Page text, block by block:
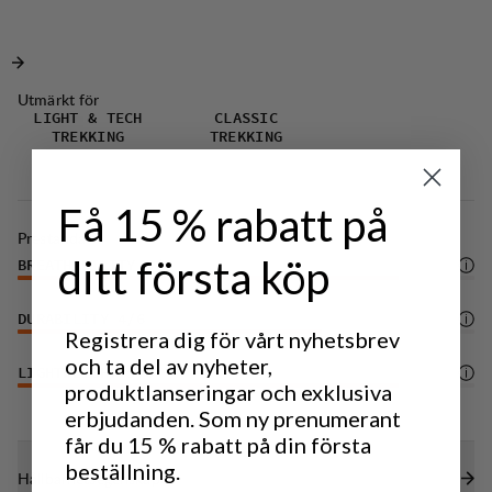
Elastisk dragskojustering i nederkant för optimal
passform.
Funktionell liten ficka med dragkedja på vänster
DWR-behandling (100% PFAS-fri) som avvisar
vatten och smuts.
Utmärkt för
LIGHT & TECH
TREKKING
CLASSIC
TREKKING
Prestanda
BREATHABILITY 5 /6
DURABILITY
LIGHTWEIGHT 5/6
Hållbarhetsegenskaper
Få 15 % rabatt på
ditt första köp
Registrera dig för vårt nyhetsbrev
och ta del av nyheter,
produktlanseringar och exklusiva
erbjudanden. Som ny prenumerant
får du 15 % rabatt på din första
beställning.